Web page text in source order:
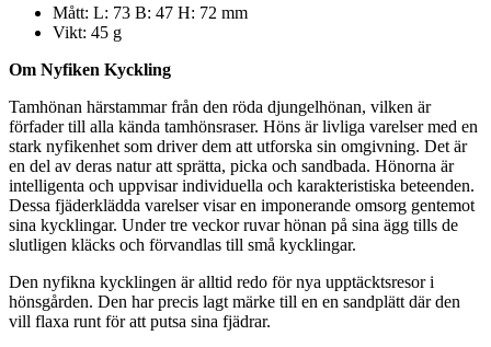
Mått: L: 73 B: 47 H: 72 mm
Vikt: 45 g
Om Nyfiken Kyckling
Tamhönan härstammar från den röda djungelhönan, vilken är
förfader till alla kända tamhönsraser. Höns är livliga varelser med en
stark nyfikenhet som driver dem att utforska sin omgivning. Det är
en del av deras natur att sprätta, picka och sandbada. Hönorna är
intelligenta och uppvisar individuella och karakteristiska beteenden.
Dessa fjäderklädda varelser visar en imponerande omsorg gentemot
sina kycklingar. Under tre veckor ruvar hönan på sina ägg tills de
slutligen kläcks och förvandlas till små kycklingar.
Den nyfikna kycklingen är alltid redo för nya upptäcktsresor i
hönsgården. Den har precis lagt märke till en en sandplätt där den
vill flaxa runt för att putsa sina fjädrar.